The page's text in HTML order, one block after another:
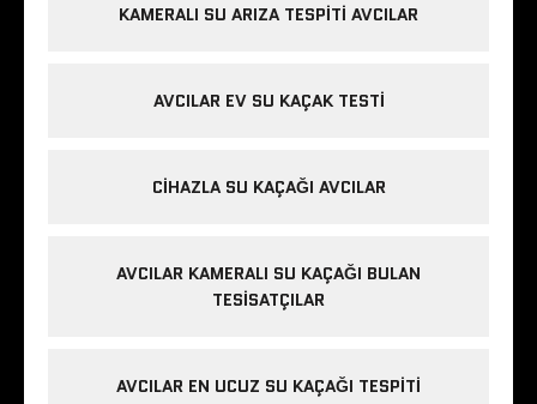
KAMERALI SU ARIZA TESPITI AVCILAR
AVCILAR EV SU KAÇAK TESTI
CIHAZLA SU KAÇAĞI AVCILAR
AVCILAR KAMERALI SU KAÇAĞI BULAN
TESISATÇILAR
AVCILAR EN UCUZ SU KAÇAĞI TESPITI